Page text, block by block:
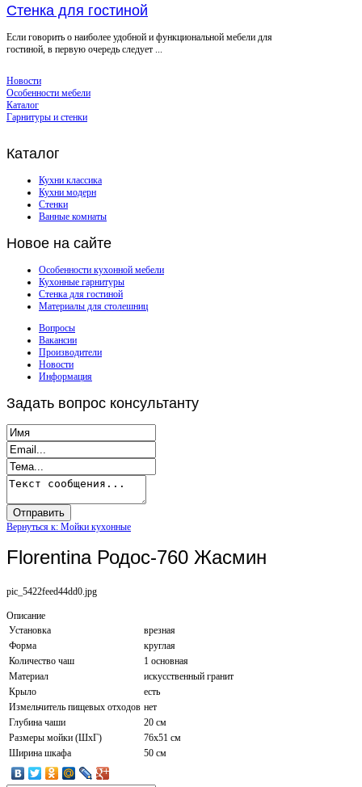
Стенка для гостиной
Если говорить о наиболее удобной и функциональной мебели для
гостиной, в первую очередь следует ...
Новости
Особенности мебели
Каталог
Гарнитуры и стенки
Каталог
Кухни классика
Кухни модерн
Стенки
Ванные комнаты
Новое на сайте
Особенности кухонной мебели
Кухонные гарнитуры
Стенка для гостиной
Материалы для столешниц
Вопросы
Вакансии
Производители
Новости
Информация
Задать вопрос консультанту
Вернуться к: Мойки кухонные
Florentina Родос-760 Жасмин
pic_5422feed44dd0.jpg
Описание
Установка
врезная
Форма
круглая
Количество чаш
1 основная
Материал
искусственный гранит
Крыло
есть
Измельчитель пищевых отходов нет
Глубина чаши
20 см
Размеры мойки (ШхГ)
76х51 см
Ширина шкафа
50 см